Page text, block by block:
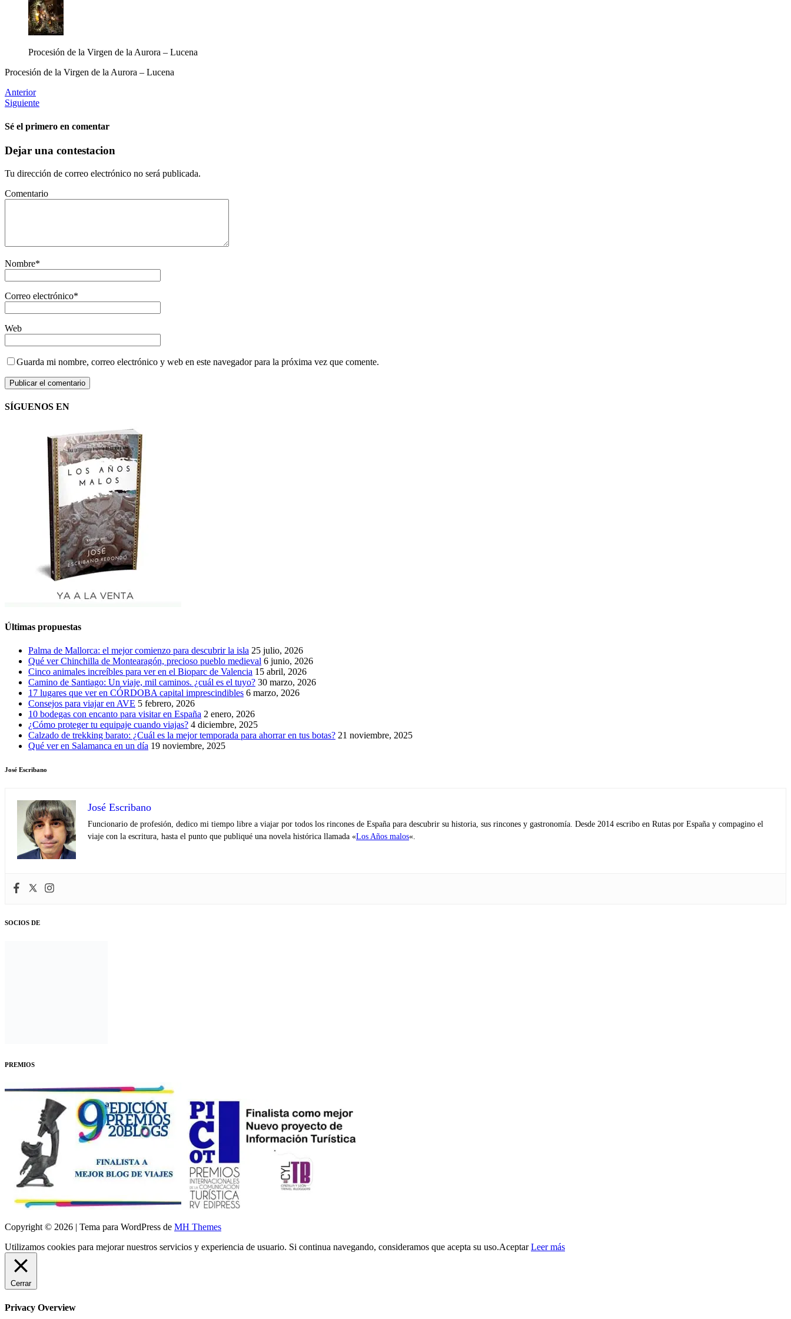
Procesión de la Virgen de la Aurora – Lucena
Procesión de la Virgen de la Aurora – Lucena
Anterior
Siguiente
Sé el primero en comentar
Dejar una contestacion
Tu dirección de correo electrónico no será publicada.
Comentario
Nombre*
Correo electrónico*
Web
Guarda mi nombre, correo electrónico y web en este navegador para la próxima vez que comente.
SÍGUENOS EN
Últimas propuestas
Palma de Mallorca: el mejor comienzo para descubrir la isla 25 julio, 2026
Qué ver Chinchilla de Montearagón, precioso pueblo medieval 6 junio, 2026
Cinco animales increíbles para ver en el Bioparc de Valencia 15 abril, 2026
Camino de Santiago: Un viaje, mil caminos. ¿cuál es el tuyo? 30 marzo, 2026
17 lugares que ver en CÓRDOBA capital imprescindibles 6 marzo, 2026
Consejos para viajar en AVE 5 febrero, 2026
10 bodegas con encanto para visitar en España 2 enero, 2026
¿Cómo proteger tu equipaje cuando viajas? 4 diciembre, 2025
Calzado de trekking barato: ¿Cuál es la mejor temporada para ahorrar en tus botas? 21 noviembre, 2025
Qué ver en Salamanca en un día 19 noviembre, 2025
José Escribano
José Escribano
Funcionario de profesión, dedico mi tiempo libre a viajar por todos los rincones de España para descubrir su historia, sus rincones y gastronomía. Desde 2014 escribo en Rutas por España y compagino el
viaje con la escritura, hasta el punto que publiqué una novela histórica llamada «Los Años malos«.
SOCIOS DE
PREMIOS
Copyright © 2026 | Tema para WordPress de MH Themes
Utilizamos cookies para mejorar nuestros servicios y experiencia de usuario. Si continua navegando, consideramos que acepta su uso.Aceptar Leer más
Cerrar
Privacy Overview